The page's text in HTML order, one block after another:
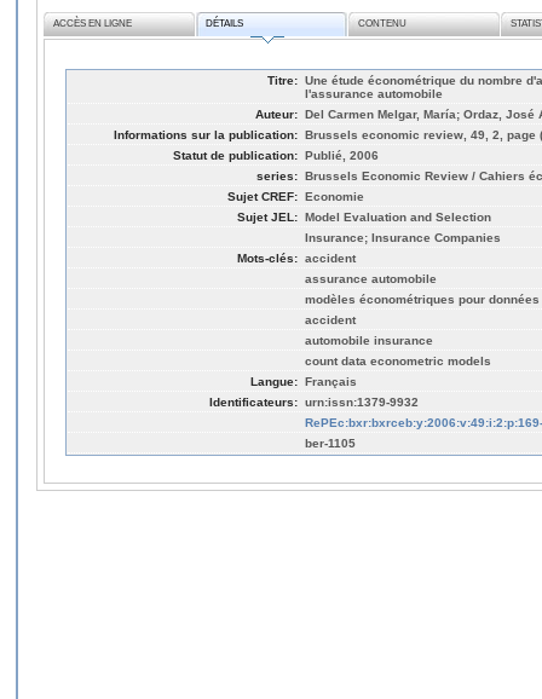
ACCÈS EN LIGNE DÉTAILS CONTENU
Titre: Une étude économétrique du nombre
l'assurance automobile
Auteur: Del Carmen Melgar, María; Ordaz,
Informations sur la publication: Brussels economic review, 49, 2, page
Statut de publication: Publié, 2006
series: Brussels Economic Review / Cahiers
Sujet CREF: Economie
Sujet JEL: Model Evaluation and Selection
Insurance; Insurance Companies
Mots-clés: accident
assurance automobile
modèles économétriques pour
accident
automobile insurance
count data econometric models
Langue: Français
Identificateurs: urn:issn:1379-9932
ber-1105